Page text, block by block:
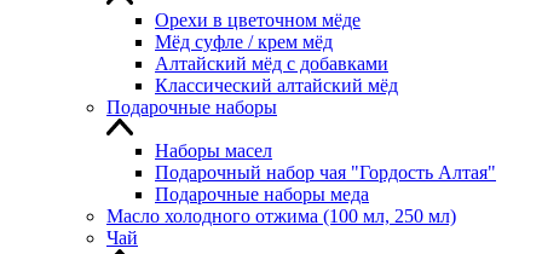
Орехи в цветочном мёде
Мёд суфле / крем мёд
Алтайский мёд с добавками
Классический алтайский мёд
Подарочные наборы
Наборы масел
Подарочный набор чая "Гордость Алтая"
Подарочные наборы меда
Масло холодного отжима (100 мл, 250 мл)
Чай